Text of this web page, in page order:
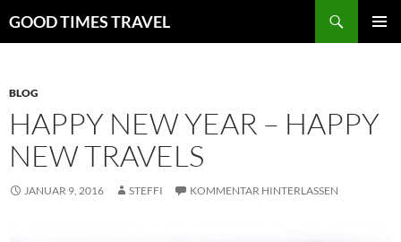
Inhalt
GOOD TIMES TRAVEL
BLOG
HAPPY NEW YEAR – HAPPY
NEW TRAVELS
JANUAR 9, 2016 STEFFI KOMMENTAR HINTERLASSEN